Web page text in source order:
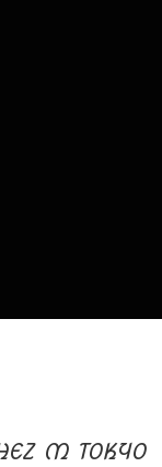
M TOKYO